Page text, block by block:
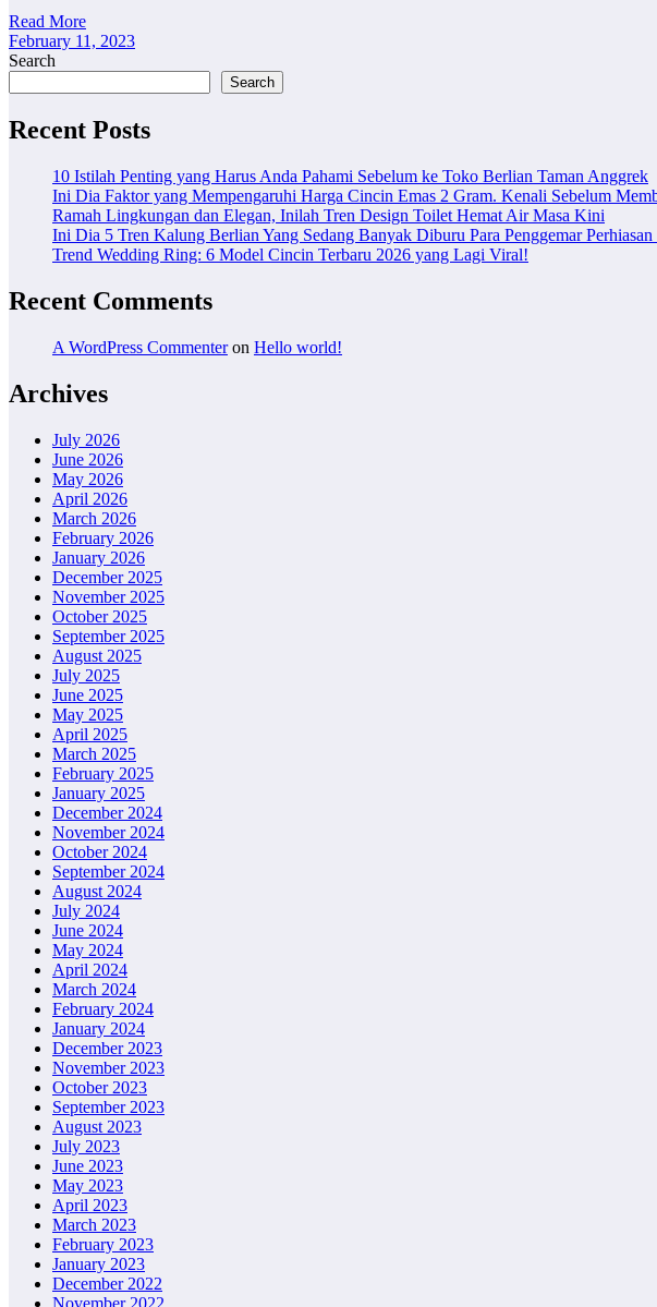
Read More
February 11, 2023
Search
Search
Recent Posts
10 Istilah Penting yang Harus Anda Pahami Sebelum ke Toko Berlian Taman Anggrek
Ini Dia Faktor yang Mempengaruhi Harga Cincin Emas 2 Gram. Kenali Sebelum
Ramah Lingkungan dan Elegan, Inilah Tren Design Toilet Hemat Air Masa Kini
Ini Dia 5 Tren Kalung Berlian Yang Sedang Banyak Diburu Para Penggemar Perhiasan
Trend Wedding Ring: 6 Model Cincin Terbaru 2026 yang Lagi Viral!
Recent Comments
A WordPress Commenteron Hello world!
Archives
July 2026
June 2026
May 2026
April 2026
March 2026
February 2026
January 2026
December 2025
November 2025
October 2025
September 2025
August 2025
July 2025
June 2025
May 2025
April 2025
March 2025
February 2025
January 2025
December 2024
November 2024
October 2024
September 2024
August 2024
July 2024
June 2024
May 2024
April 2024
March 2024
February 2024
January 2024
December 2023
November 2023
October 2023
September 2023
August 2023
July 2023
June 2023
May 2023
April 2023
March 2023
February 2023
January 2023
December 2022
November 2022